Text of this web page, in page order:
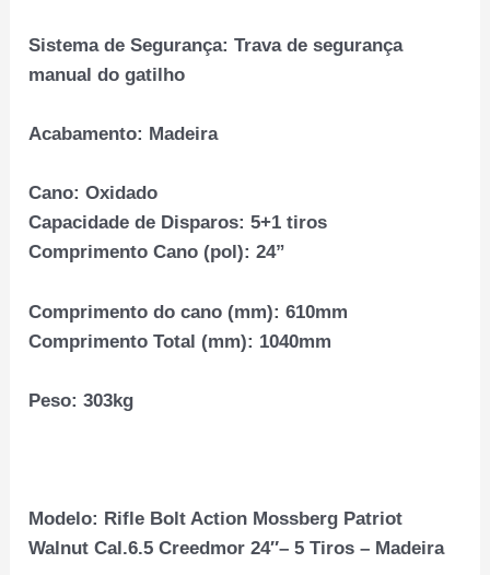
Sistema de Segurança:Trava de segurança
manual do gatilho
Acabamento: Madeira
Cano: Oxidado
Capacidade de Disparos: 5+1 tiros
Comprimento Cano (pol): 24”
Comprimento do cano (mm):610mm
Comprimento Total (mm): 1040mm
Peso: 303kg
Modelo: Rifle Bolt Action Mossberg Patriot
Walnut Cal.6.5 Creedmor 24″– 5 Tiros – Madeira